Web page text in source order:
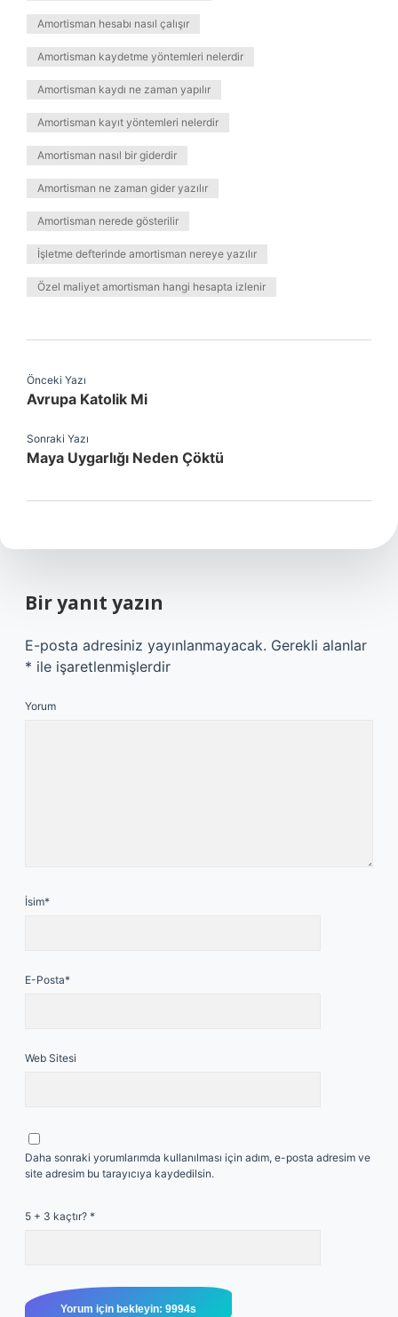
Amortisman hesabı nasıl çalışır
Amortisman kaydetme yöntemleri nelerdir
Amortisman kaydı ne zaman yapılır
Amortisman kayıt yöntemleri nelerdir
Amortisman nasıl bir giderdir
Amortisman ne zaman gider yazılır
Amortisman nerede gösterilir
İşletme defterinde amortisman nereye yazılır
Özel maliyet amortisman hangi hesapta izlenir
Önceki Yazı
Avrupa Katolik Mi
Sonraki Yazı
Maya Uygarlığı Neden Çöktü
Bir yanıt yazın
E-posta adresiniz yayınlanmayacak. Gerekli alanlar
* ile işaretlenmişlerdir
Yorum
İsim*
E-Posta*
Web Sitesi
Daha sonraki yorumlarımda kullanılması için adım, e-posta adresim ve
site adresim bu tarayıcıya kaydedilsin.
5 + 3 kaçtır? *